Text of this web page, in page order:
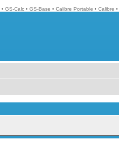
• GS-Calc • GS-Base • Calibre Portable • Calibre •